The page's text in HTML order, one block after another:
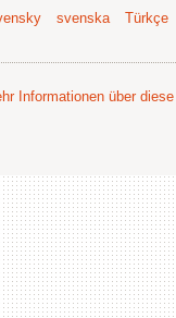
svenska
Türkçe
Informationen über diese